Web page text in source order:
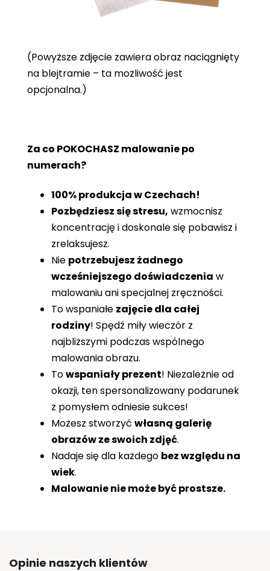
(Powyższe zdjęcie zawiera obraz naciągnięty
na blejtramie – ta możliwość jest
opcjonalna.)
Za co POKOCHASZ malowanie po
numerach?
100% produkcja w Czechach!
Pozbędziesz się stresu, wzmocnisz
koncentrację i doskonale się pobawisz i
zrelaksujesz.
Nie potrzebujesz żadnego
wcześniejszego doświadczenia w
malowaniu ani specjalnej zręczności.
To wspaniałe zajęcie dla całej
rodziny! Spędź miły wieczór z
najbliższymi podczas wspólnego
malowania obrazu.
Towspaniały prezent! Niezależnie od
okazji, ten spersonalizowany podarunek
z pomysłem odniesie sukces!
Możesz stworzyć własną galerię
obrazów ze swoich zdjęć.
Nadaje się dla każdego bez względu na
wiek.
Malowanie nie może być prostsze.
Opinie naszych klientów